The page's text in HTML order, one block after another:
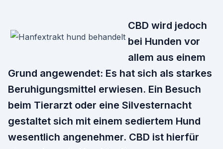
CBD wird jedoch
bei Hunden vor
allem aus einem
Grund angewendet: Es hat sich als starkes
Beruhigungsmittel erwiesen. Ein Besuch
beim Tierarzt oder eine Silvesternacht
gestaltet sich mit einem sediertem Hund
wesentlich angenehmer. CBD ist hierfür